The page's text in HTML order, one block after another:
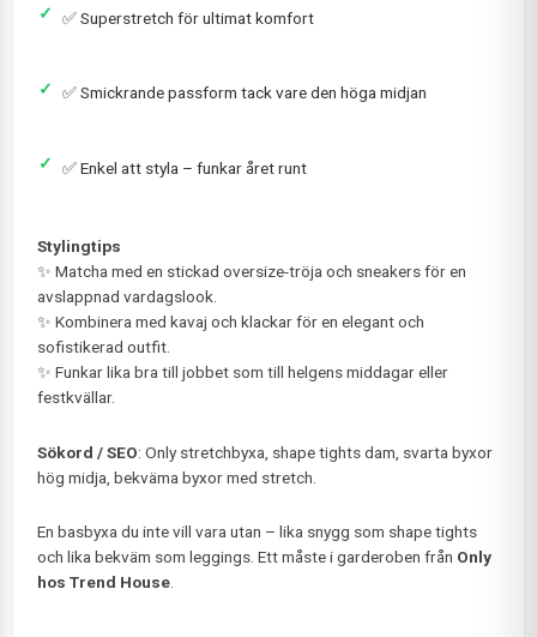
✅ Superstretch för ultimat komfort
✅ Smickrande passform tack vare den höga midjan
✅ Enkel att styla – funkar året runt
Stylingtips
✨ Matcha med en stickad oversize-tröja och sneakers för en
avslappnad vardagslook.
✨ Kombinera med kavaj och klackar för en elegant och
sofistikerad outfit.
✨ Funkar lika bra till jobbet som till helgens middagar eller
festkvällar.
Sökord / SEO: Only stretchbyxa, shape tights dam, svarta byxor
hög midja, bekväma byxor med stretch.
En basbyxa du inte vill vara utan – lika snygg som shape tights
och lika bekväm som leggings. Ett måste i garderoben från Only
hos Trend House